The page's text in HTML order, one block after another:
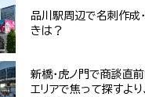
品川駅周辺で名刺作成
きは？
新橋・虎ノ門で商談直
エリアで焦って探すよ